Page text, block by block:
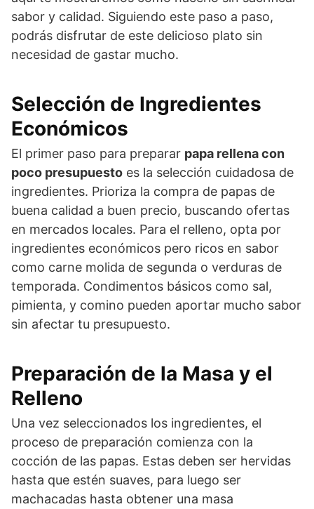
sabor y calidad. Siguiendo este paso a paso,
podrás disfrutar de este delicioso plato sin
necesidad de gastar mucho.
Selección de Ingredientes
Económicos
El primer paso para preparar papa rellena con
poco presupuesto es la selección cuidadosa de
ingredientes. Prioriza la compra de papas de
buena calidad a buen precio, buscando ofertas
en mercados locales. Para el relleno, opta por
ingredientes económicos pero ricos en sabor
como carne molida de segunda o verduras de
temporada. Condimentos básicos como sal,
pimienta, y comino pueden aportar mucho sabor
sin afectar tu presupuesto.
Preparación de la Masa y el
Relleno
Una vez seleccionados los ingredientes, el
proceso de preparación comienza con la
cocción de las papas. Estas deben ser hervidas
hasta que estén suaves, para luego ser
machacadas hasta obtener una masa